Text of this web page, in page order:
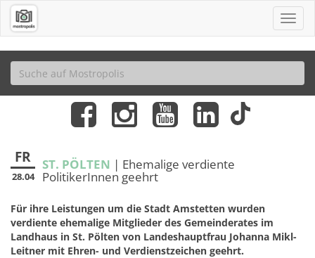
FR
28.04
ST. PÖLTEN | Ehemalige verdiente
PolitikerInnen geehrt
Für ihre Leistungen um die Stadt Amstetten wurden
verdiente ehemalige Mitglieder des Gemeinderates im
Landhaus in St. Pölten von Landeshauptfrau Johanna Mikl-
Leitner mit Ehren- und Verdienstzeichen geehrt.